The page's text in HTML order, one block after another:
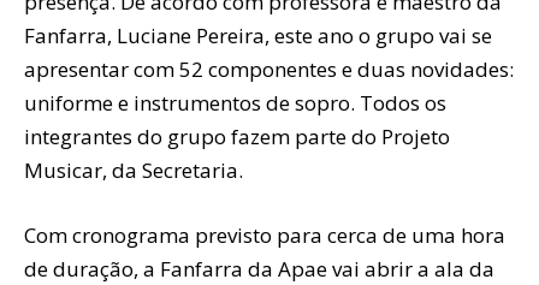
Fanfarra, Luciane Pereira, este ano o grupo vai se
apresentar com 52 componentes e duas novidades:
uniforme e instrumentos de sopro. Todos os
integrantes do grupo fazem parte do Projeto
Musicar, da Secretaria.
Com cronograma previsto para cerca de uma hora
de duração, a Fanfarra da Apae vai abrir a ala da